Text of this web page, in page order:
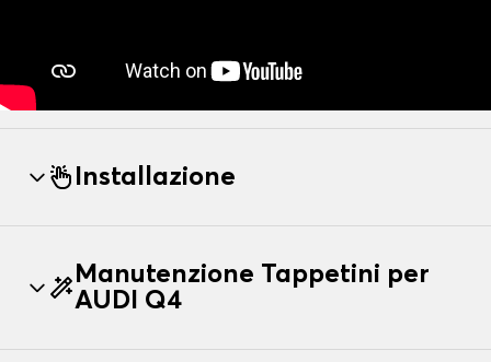
Installazione
Manutenzione Tappetini per
AUDI Q4